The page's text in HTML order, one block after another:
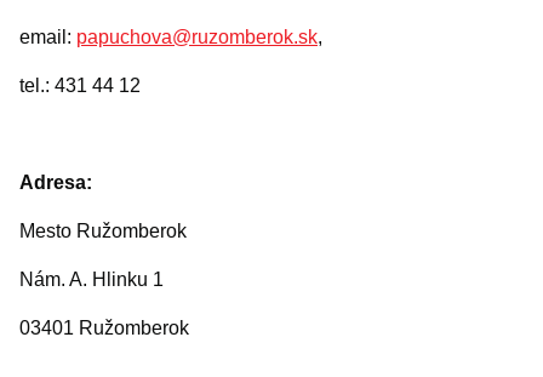
email: papuchova@ruzomberok.sk,
tel.: 431 44 12
Adresa:
Mesto Ružomberok
Nám. A. Hlinku 1
03401 Ružomberok